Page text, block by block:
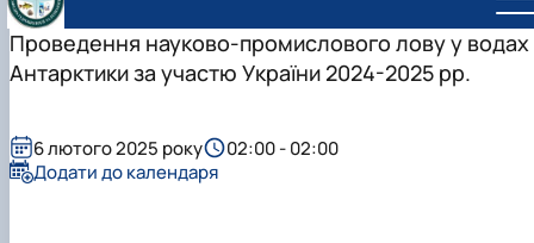
Можливості працевлаштування
Можливості для працевлаштування
Співпраця з роботодавцями
Навчальні лабораторії
Сертифікатні курси
Акваріум та тераріум для початківця
Фотогалерея
Практика студентів
НАУКОВА ДІЯЛЬНІСТЬ
Наукова робота
Дорадча діяльність
Наукові гуртки
гідробіоресурси"
Студентський науковий гурток "Водні
біоресурси"
МІЖНАРОДНА ДІЯЛЬНІСТЬ
Проведення науково-промислового лову у водах
Антарктики за участю України 2024-2025 рр.
6 лютого 2025 року
02:00 - 02:00
Додати до календаря